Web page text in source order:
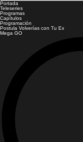
Portada
Teleseries
Programas
Capítulos
Programación
Postula Volverías con Tu Ex
Mega GO